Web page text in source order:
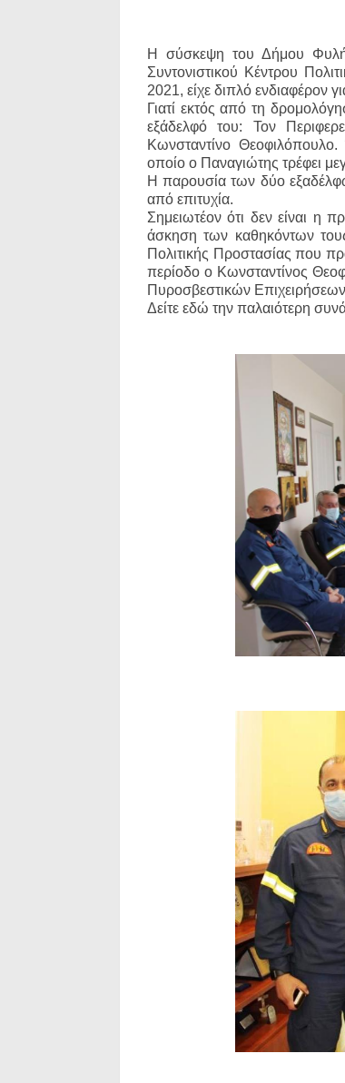
Η σύσκεψη του Δήμου
Συντονιστικού Κέντρου
2021, είχε διπλό ενδιαφέρον
Γιατί εκτός από τη
εξάδελφό του: Τον
Κωνσταντίνο
οποίο ο Παναγιώτης τρέφει
Η παρουσία των δύο
από επιτυχία.
Σημειωτέον ότι δεν είναι η
άσκηση των καθηκόντων
Πολιτικής Προστασίας που
περίοδο ο Κωνσταντίνος
Πυροσβεστικών
Δείτε εδώ την παλαιότερη